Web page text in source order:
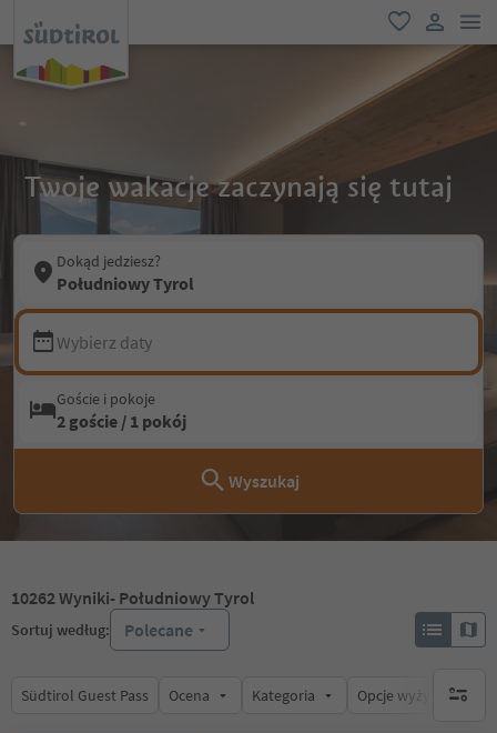
ulubione
link
Twoje wakacje zaczynają się tutaj
Dokąd jedziesz?
Południowy Tyrol
Wybierz daty
Goście i pokoje
2 goście / 1 pokój
Wyszukaj
10262Wyniki- Południowy Tyrol
Sortuj według: Polecane
Südtirol Guest Pass Ocena Kategoria Opcje wyżywieniabrak